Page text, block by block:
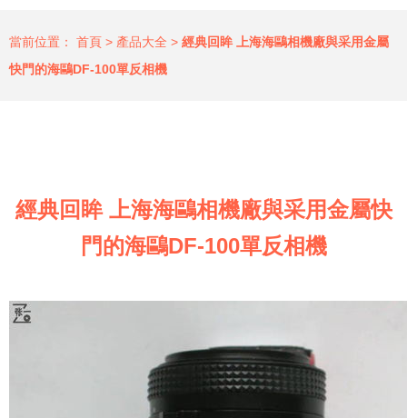
當前位置： 首頁 > 產品大全 > 經典回眸 上海海鷗相機廠與采用金屬
快門的海鷗DF-100單反相機
經典回眸 上海海鷗相機廠與采用金屬快
門的海鷗DF-100單反相機